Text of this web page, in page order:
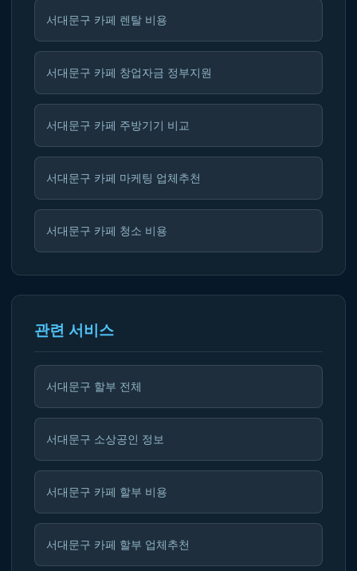
서대문구 카페 렌탈 비용
서대문구 카페 창업자금 정부지원
서대문구 카페 주방기기 비교
서대문구 카페 마케팅 업체추천
서대문구 카페 청소 비용
관련 서비스
서대문구 할부 전체
서대문구 소상공인 정보
서대문구 카페 할부 비용
서대문구 카페 할부 업체추천